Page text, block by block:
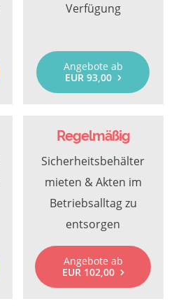
Verfügung
Angebote ab
EUR 93,00
Regelmäßig
Sicherheitsbehälter
mieten & Akten im
Betriebsalltag zu
entsorgen
Angebote ab
EUR 102,00